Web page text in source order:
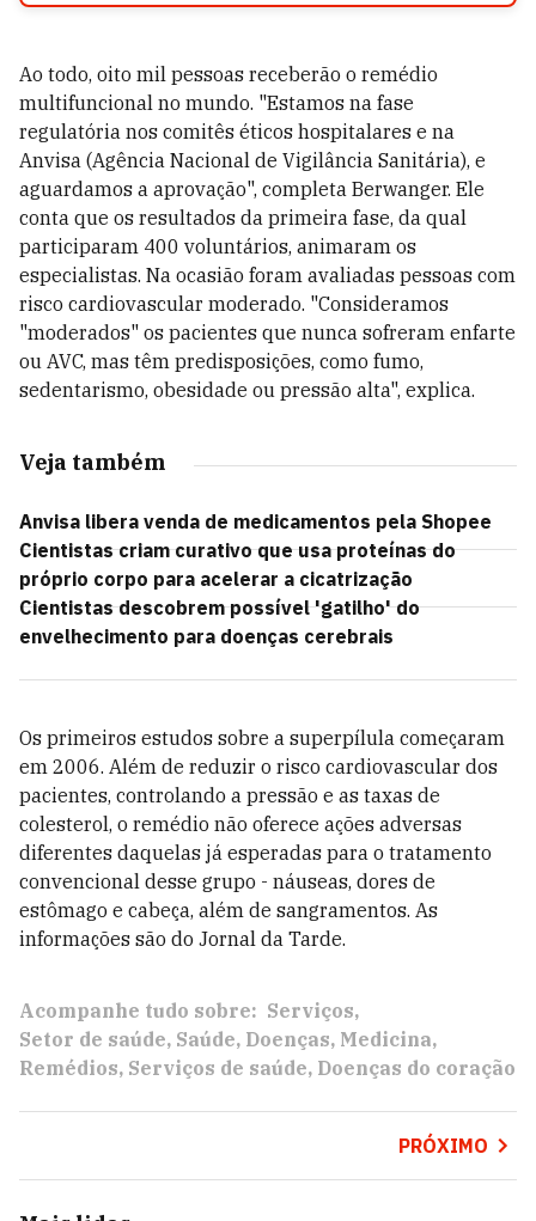
Ao todo, oito mil pessoas receberão o remédio
multifuncional no mundo. "Estamos na fase
regulatória nos comitês éticos hospitalares e na
Anvisa (Agência Nacional de Vigilância Sanitária), e
aguardamos a aprovação", completa Berwanger. Ele
conta que os resultados da primeira fase, da qual
participaram 400 voluntários, animaram os
especialistas. Na ocasião foram avaliadas pessoas com
risco cardiovascular moderado. "Consideramos
"moderados" os pacientes que nunca sofreram enfarte
ou AVC, mas têm predisposições, como fumo,
sedentarismo, obesidade ou pressão alta", explica.
Veja também
Anvisa libera venda de medicamentos pela Shopee
Cientistas criam curativo que usa proteínas do
próprio corpo para acelerar a cicatrização
Cientistas descobrem possível 'gatilho' do
envelhecimento para doenças cerebrais
Os primeiros estudos sobre a superpílula começaram
em 2006. Além de reduzir o risco cardiovascular dos
pacientes, controlando a pressão e as taxas de
colesterol, o remédio não oferece ações adversas
diferentes daquelas já esperadas para o tratamento
convencional desse grupo - náuseas, dores de
estômago e cabeça, além de sangramentos. As
informações são do Jornal da Tarde.
Acompanhe tudo sobre: Serviços
Setor de saúde Saúde Doenças Medicina
Remédios Serviços de saúde Doenças do coração
PRÓXIMO